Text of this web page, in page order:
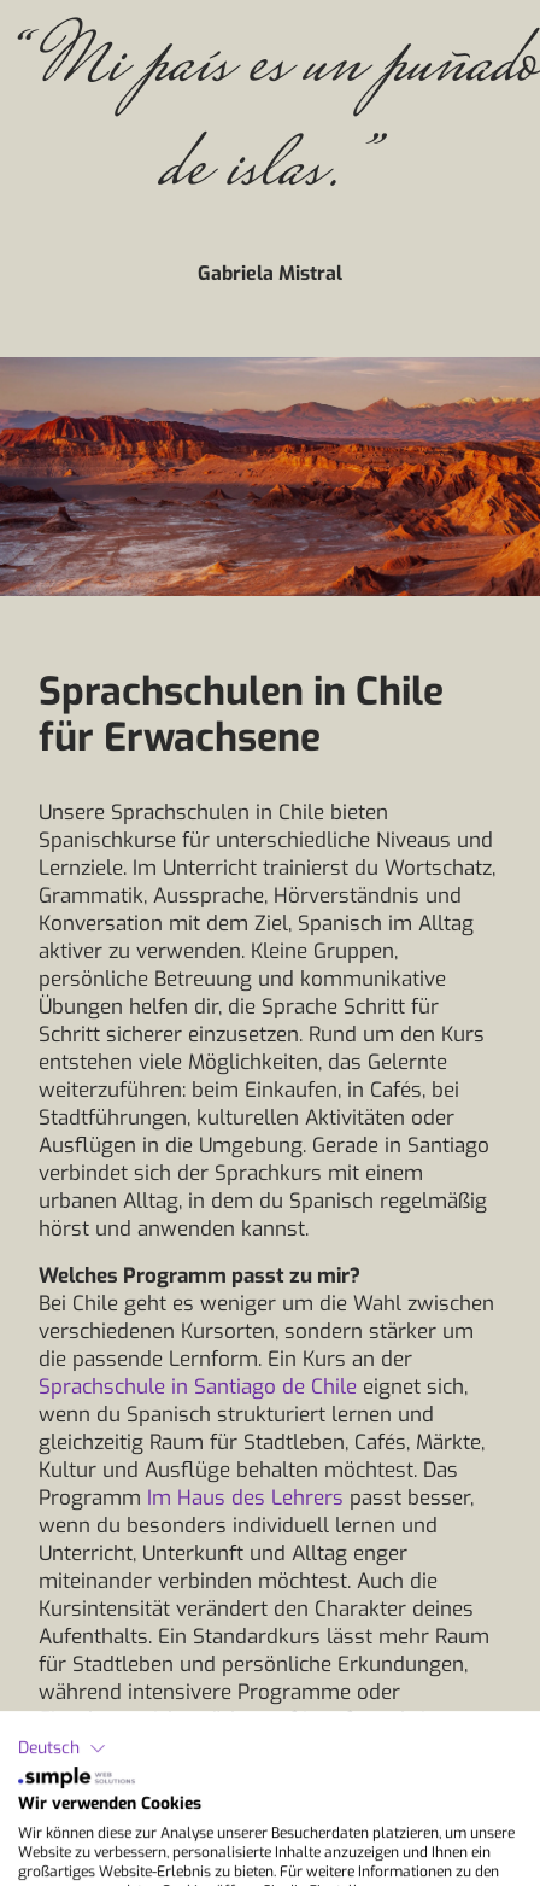
“Mi país es un puñado
de islas.”
Gabriela Mistral
Sprachschulen in Chile
für Erwachsene
Unsere Sprachschulen in Chile bieten
Spanischkurse für unterschiedliche Niveaus und
Lernziele. Im Unterricht trainierst du Wortschatz,
Grammatik, Aussprache, Hörverständnis und
Konversation mit dem Ziel, Spanisch im Alltag
aktiver zu verwenden. Kleine Gruppen,
persönliche Betreuung und kommunikative
Übungen helfen dir, die Sprache Schritt für
Schritt sicherer einzusetzen. Rund um den Kurs
entstehen viele Möglichkeiten, das Gelernte
weiterzuführen: beim Einkaufen, in Cafés, bei
Stadtführungen, kulturellen Aktivitäten oder
Ausflügen in die Umgebung. Gerade in Santiago
verbindet sich der Sprachkurs mit einem
urbanen Alltag, in dem du Spanisch regelmäßig
hörst und anwenden kannst.
Welches Programm passt zu mir?
Bei Chile geht es weniger um die Wahl zwischen
verschiedenen Kursorten, sondern stärker um
die passende Lernform. Ein Kurs an der
Sprachschule in Santiago de Chile eignet sich,
wenn du Spanisch strukturiert lernen und
gleichzeitig Raum für Stadtleben, Cafés, Märkte,
Kultur und Ausflüge behalten möchtest. Das
Programm Im Haus des Lehrers passt besser,
wenn du besonders individuell lernen und
Unterricht, Unterkunft und Alltag enger
miteinander verbinden möchtest. Auch die
Kursintensität verändert den Charakter deines
Aufenthalts. Ein Standardkurs lässt mehr Raum
für Stadtleben und persönliche Erkundungen,
während intensivere Programme oder
Einzelunterricht stärker auf Lernfortschritt
ausgerichtet sind. Planst du deinen
Sprachaufenthalt in Chile als
sollte das gewählte Programm die nötige
Kursintensität erfüllen und für dein Bundesland
entsprechend anerkannt sein. StudyLingua hilft
Deutsch
Wir verwenden Cookies
Wir können diese zur Analyse unserer Besucherdaten platzieren, um unsere
Website zu verbessern, personalisierte Inhalte anzuzeigen und Ihnen ein
großartiges Website-Erlebnis zu bieten. Für weitere Informationen zu den